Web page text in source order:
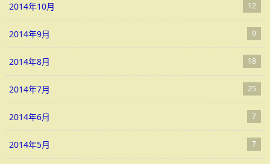
2014年10月 12
2014年9月 9
2014年8月 18
2014年7月 25
2014年6月 7
2014年5月 7